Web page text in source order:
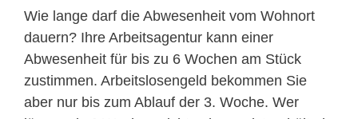
Wie lange darf die Abwesenheit vom Wohnort
dauern? Ihre Arbeitsagentur kann einer
Abwesenheit für bis zu 6 Wochen am Stück
zustimmen. Arbeitslosengeld bekommen Sie
aber nur bis zum Ablauf der 3. Woche. Wer